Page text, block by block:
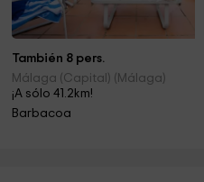
También 8 pers.
Málaga (Capital) (Málaga)
¡A sólo 41.2km!
Barbacoa